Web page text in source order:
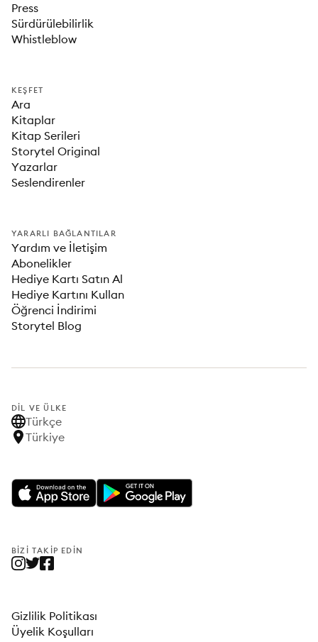
Press
Sürdürülebilirlik
Whistleblow
KEŞFET
Ara
Kitaplar
Kitap Serileri
Storytel Original
Yazarlar
Seslendirenler
YARARLI BAĞLANTILAR
Yardım ve İletişim
Abonelikler
Hediye Kartı Satın Al
Hediye Kartını Kullan
Öğrenci İndirimi
Storytel Blog
DIL VE ÜLKE
Türkçe
Türkiye
BIZI TAKIP EDIN
Gizlilik Politikası
Üyelik Koşulları